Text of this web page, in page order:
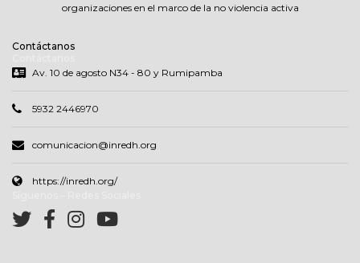
organizaciones en el marco de la no violencia activa
Contáctanos
Av. 10 de agosto N34 - 80 y Rumipamba
5932 2446970
comunicacion@inredh.org
https://inredh.org/